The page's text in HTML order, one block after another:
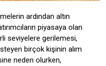
ardından altın
piyasaya olan
seviyelere gerilemesi,
birçok kişinin alım
neden olurken,